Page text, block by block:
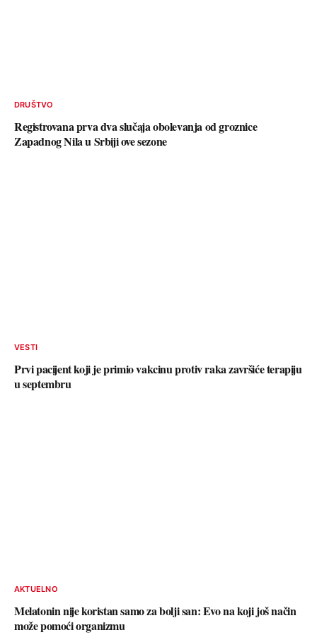
DRUŠTVO
Registrovana prva dva slučaja obolevanja od groznice
Zapadnog Nila u Srbiji ove sezone
VESTI
Prvi pacijent koji je primio vakcinu protiv raka završiće terapiju
u septembru
AKTUELNO
Melatonin nije koristan samo za bolji san: Evo na koji još način
može pomoći organizmu